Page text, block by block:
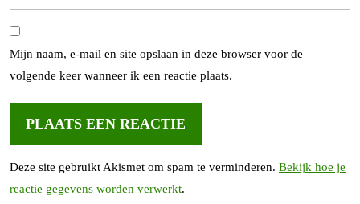
Mijn naam, e-mail en site opslaan in deze browser voor de
volgende keer wanneer ik een reactie plaats.
Deze site gebruikt Akismet om spam te verminderen. Bekijk hoe je
reactie gegevens worden verwerkt.